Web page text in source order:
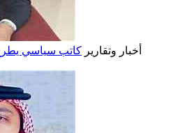
أخبار وتقارير كاتب سياسي